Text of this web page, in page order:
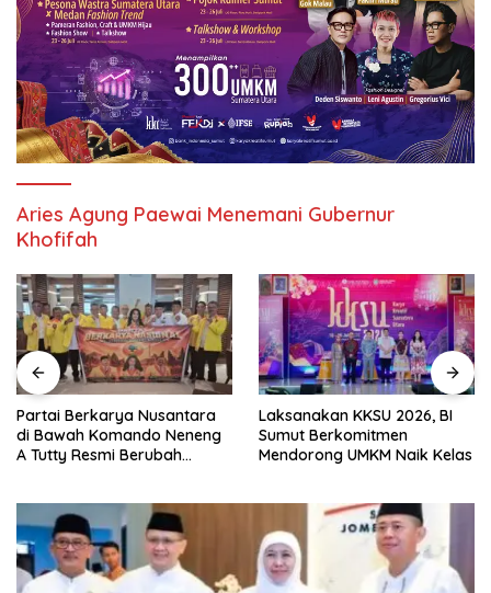
Aries Agung Paewai Menemani Gubernur
Khofifah
Partai Berkarya Nusantara
di Bawah Komando Neneng
A Tutty Resmi Berubah
Laksanakan KKSU 2026, BI
Sumut Berkomitmen
Mendorong UMKM Naik Kelas